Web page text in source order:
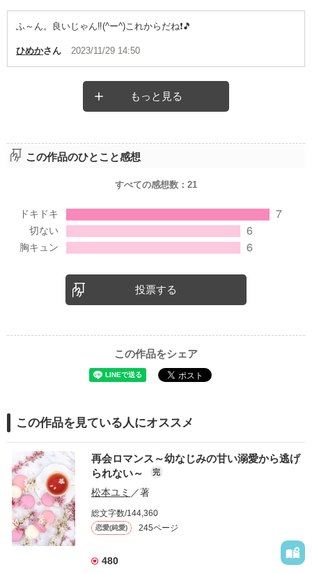
ふ～ん。良いじゃん‼️(^ー^)これからだね❗🎵
ひめかさん 2023/11/29 14:50
もっと見る
この作品のひとこと感想
すべての感想数： 21
投票する
この作品をシェア
この作品を見ている人にオススメ
再会ロマンス～幼なじみの甘い溺愛から逃げ
られない～
完
松本ユミ ／著
総文字数/144,360
恋愛(純愛) 245ページ
480